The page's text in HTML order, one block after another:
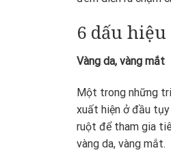
6 dấu
Vàng da, vàng mắt
Một trong những
xuất hiện ở đầu
ruột để tham gia
vàng da, vàng mắt.